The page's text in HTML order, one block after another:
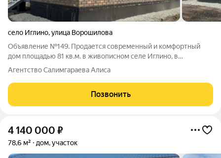
село Иглино,улица Ворошилова
Объявление №149. Продается современный и комфортный
дом площадью 81 кв.м. в живописном селе Иглино, в
коттеджном поселке Аксаков, на участке 10 соток. Это
идеальное сочетание уюта загородной жизни и развитой
инфраструктуры. Дом построен из
Агентство Салимгараева Алиса
Позвонить
4 140 000 ₽
78,6 м² дом, участок